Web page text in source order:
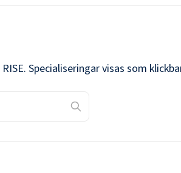
RISE. Specialiseringar visas som